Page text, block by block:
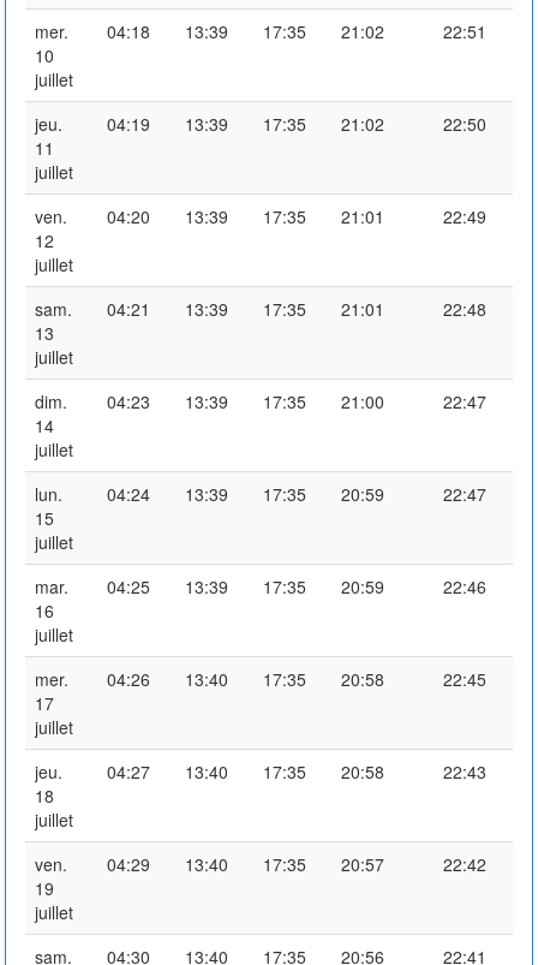
mer.
10
juillet
04:18 13:39 17:35 21:02 22:51
jeu.
11
juillet
04:19 13:39 17:35 21:02 22:50
ven.
12
juillet
04:20 13:39 17:35 21:01 22:49
sam.
13
juillet
04:21 13:39 17:35 21:01 22:48
dim.
14
juillet
04:23 13:39 17:35 21:00 22:47
lun.
15
juillet
04:24 13:39 17:35 20:59 22:47
mar.
16
juillet
04:25 13:39 17:35 20:59 22:46
mer.
17
juillet
04:26 13:40 17:35 20:58 22:45
jeu.
18
juillet
04:27 13:40 17:35 20:58 22:43
ven.
19
juillet
04:29 13:40 17:35 20:57 22:42
sam. 04:30 13:40 17:35 20:56 22:41